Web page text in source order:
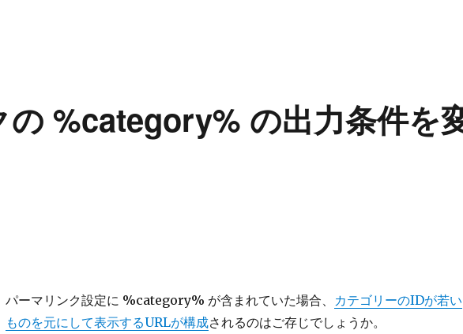
%category% の出力条件を
パーマリンク設定に %category% が含まれていた場合、
カテゴリーのIDが若い
ものを元にして表示するURLが構成されるのはご存じでしょうか。